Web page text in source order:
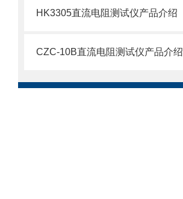
HK3305直流电阻测试仪产品介绍
CZC-10B直流电阻测试仪产品介绍